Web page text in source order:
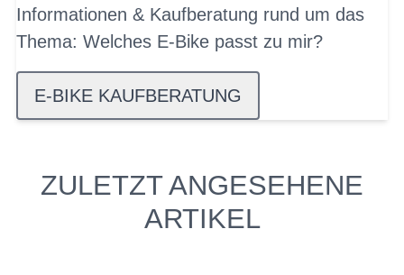
Informationen & Kaufberatung rund um das
Thema: Welches E-Bike passt zu mir?
E-BIKE KAUFBERATUNG
ZULETZT ANGESEHENE
ARTIKEL